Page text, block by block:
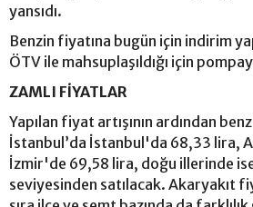
yansıdı.
Benzin fiyatına bugün için indirim
ÖTV ile mahsuplaşıldığı için
ZAMLI FİYATLAR
Yapılan fiyat artışının ardından
İstanbul’da İstanbul'da 68,33 lira,
İzmir'de 69,58 lira, doğu illerinde
seviyesinden satılacak. Akaryakıt